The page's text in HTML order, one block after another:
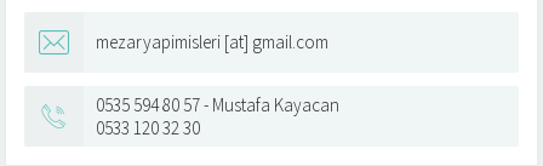
mezaryapimisleri [at] gmail.com
0535 594 80 57 - Mustafa Kayacan
0533 120 32 30